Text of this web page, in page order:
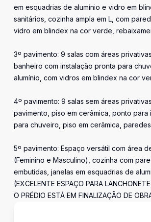
em esquadrias de alumínio e vidro em
sanitários, cozinha ampla em L, com
vidro em blindex na cor verde,
3º pavimento: 9 salas com áreas
banheiro com instalação pronta para
alumínio, com vidros em blindex na cor
4º pavimento: 9 salas sem áreas
pavimento, piso em cerâmica, ponto
para chuveiro, piso em cerâmica,
5º pavimento: Espaço versátil com área
(Feminino e Masculino), cozinha com
embutidas, janelas em esquadrias de
(EXCELENTE ESPAÇO PARA
O PRÉDIO ESTÁ EM FINALIZAÇÃO DE